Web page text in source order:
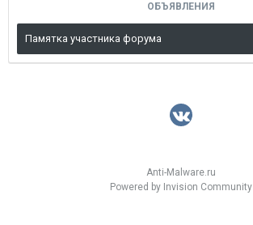
ОБЪЯВЛЕНИЯ
Памятка участника форума
Anti-Malware.ru
Powered by Invision Community